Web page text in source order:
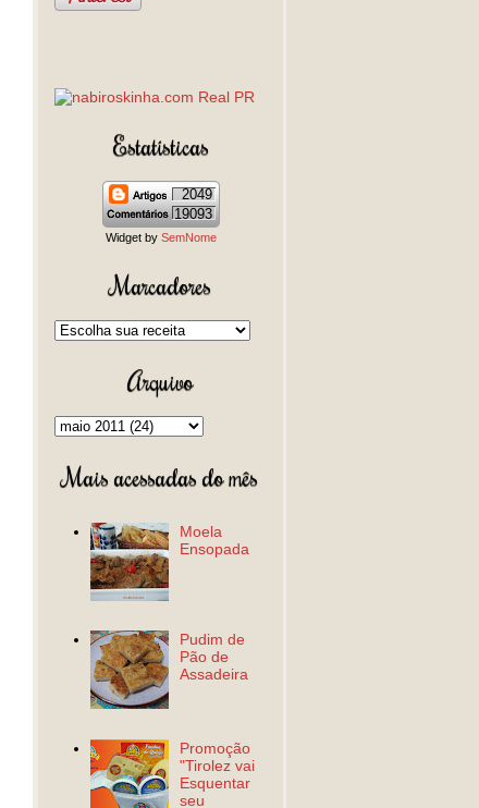
Estatísticas
2049
19093
Widget by SemNome
Marcadores
Arquivo
Mais acessadas do mês
Moela
Ensopada
Pudim de
Pão de
Assadeira
Promoção
"Tirolez vai
Esquentar
seu